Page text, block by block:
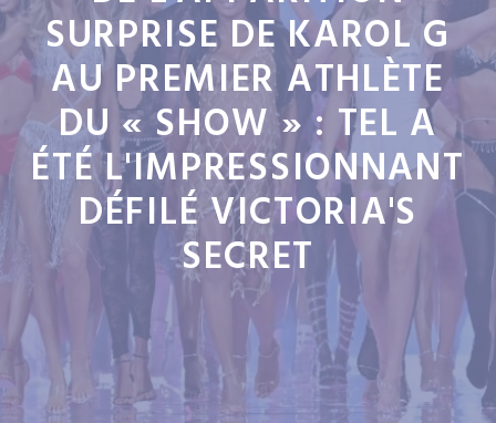
SURPRISE DE KAROL G
AU PREMIER ATHLÈTE
DU « SHOW » : TEL A
ÉTÉ L'IMPRESSIONNANT
DÉFILÉ VICTORIA'S
SECRET